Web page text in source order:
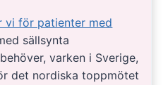
vi för patienter med
sällsynta
varken i Sverige,
det nordiska toppmötet